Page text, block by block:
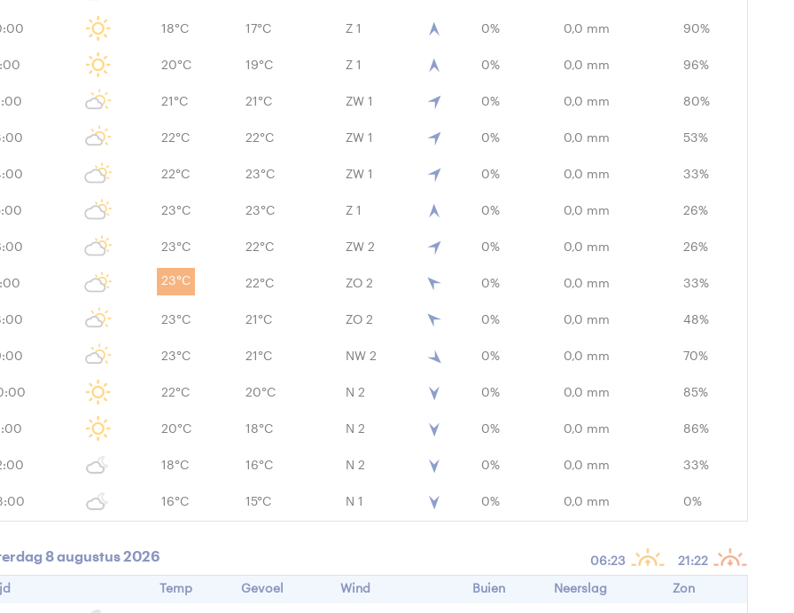
18°C 17°C Z 1 0% 0,0 mm 90%
20°C 19°C Z 1 0% 0,0 mm 96%
21°C 21°C ZW 1 0% 0,0 mm 80%
22°C 22°C ZW 1 0% 0,0 mm 53%
22°C 23°C ZW 1 0% 0,0 mm 33%
23°C 23°C Z 1 0% 0,0 mm 26%
23°C 22°C ZW 2 0% 0,0 mm 26%
23°C 22°C ZO 2 0% 0,0 mm 33%
23°C 21°C ZO 2 0% 0,0 mm 48%
23°C 21°C NW 2 0% 0,0 mm 70%
22°C 20°C N 2 0% 0,0 mm 85%
20°C 18°C N 2 0% 0,0 mm 86%
18°C 16°C N 2 0% 0,0 mm 33%
16°C 15°C N 1 0% 0,0 mm 0%
8 augustus 2026 06:23 21:22
Temp Gevoel Wind Buien Neerslag Zon